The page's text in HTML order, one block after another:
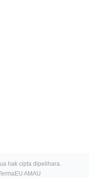
hak cipta dipelihara.
EU AMAU